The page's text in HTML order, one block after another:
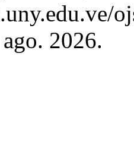
2026.